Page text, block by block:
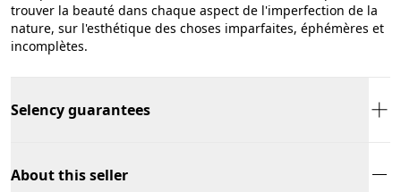
trouver la beauté dans chaque aspect de l'imperfection de la
nature, sur l'esthétique des choses imparfaites, éphémères et
incomplètes.
Selency guarantees
About this seller